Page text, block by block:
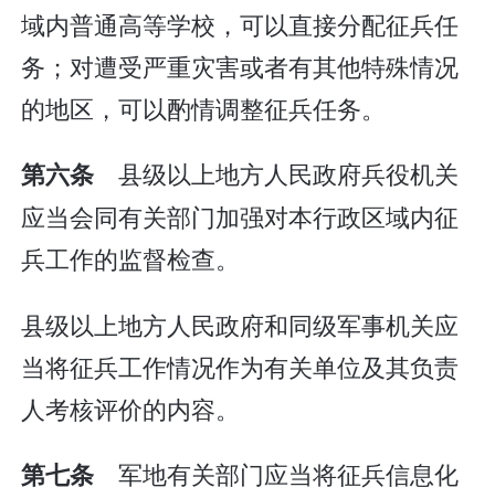
域内普通高等学校，可以直接分配征兵任
务；对遭受严重灾害或者有其他特殊情况
的地区，可以酌情调整征兵任务。
第六条 县级以上地方人民政府兵役机关
应当会同有关部门加强对本行政区域内征
兵工作的监督检查。
县级以上地方人民政府和同级军事机关应
当将征兵工作情况作为有关单位及其负责
人考核评价的内容。
第七条 军地有关部门应当将征兵信息化